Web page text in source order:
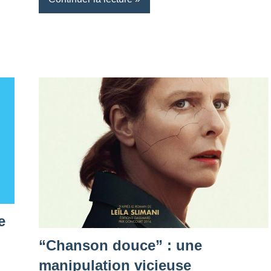
“Chanson douce” : une
manipulation vicieuse